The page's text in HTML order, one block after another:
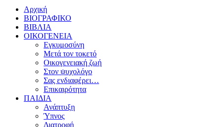
Αρχική
ΒΙΟΓΡΑΦΙΚΟ
ΒΙΒΛΙΑ
ΟΙΚΟΓΕΝΕΙΑ
Εγκυμοσύνη
Μετά τον τοκετό
Οικογενειακή ζωή
Στον ψυχολόγο
Σας ενδιαφέρει…
Επικαιρότητα
ΠΑΙΔΙΑ
Ανάπτυξη
Ύπνος
Διατροφή